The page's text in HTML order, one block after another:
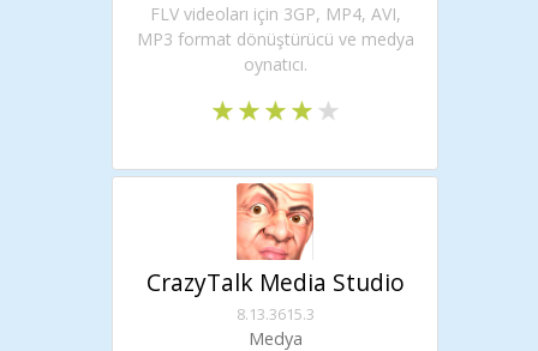
FLV videoları için 3GP, MP4, AVI,
MP3 format dönüştürücü ve medya
oynatıcı.
CrazyTalk Media Studio
8.13.3615.3
Medya